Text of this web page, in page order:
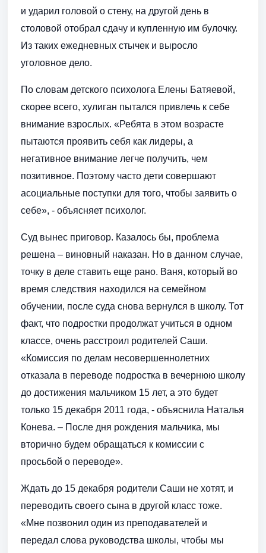
и ударил головой о стену, на другой день в
столовой отобрал сдачу и купленную им булочку.
Из таких ежедневных стычек и выросло
уголовное дело.
По словам детского психолога Елены Батяевой,
скорее всего, хулиган пытался привлечь к себе
внимание взрослых. «Ребята в этом возрасте
пытаются проявить себя как лидеры, а
негативное внимание легче получить, чем
позитивное. Поэтому часто дети совершают
асоциальные поступки для того, чтобы заявить о
себе», - объясняет психолог.
Суд вынес приговор. Казалось бы, проблема
решена – виновный наказан. Но в данном случае,
точку в деле ставить еще рано. Ваня, который во
время следствия находился на семейном
обучении, после суда снова вернулся в школу. Тот
факт, что подростки продолжат учиться в одном
классе, очень расстроил родителей Саши.
«Комиссия по делам несовершеннолетних
отказала в переводе подростка в вечернюю школу
до достижения мальчиком 15 лет, а это будет
только 15 декабря 2011 года, - объяснила Наталья
Конева. – После дня рождения мальчика, мы
вторично будем обращаться к комиссии с
просьбой о переводе».
Ждать до 15 декабря родители Саши не хотят, и
переводить своего сына в другой класс тоже.
«Мне позвонил один из преподавателей и
передал слова руководства школы, чтобы мы